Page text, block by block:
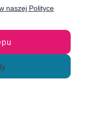
służyć jako hamak,
i poczytać książkę.
naszej Polityce